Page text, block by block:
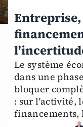
Le système
dans une
bloquer
: sur l'activité,
financements,